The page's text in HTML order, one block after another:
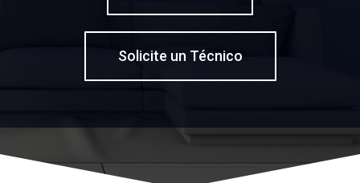
Solicite un Técnico